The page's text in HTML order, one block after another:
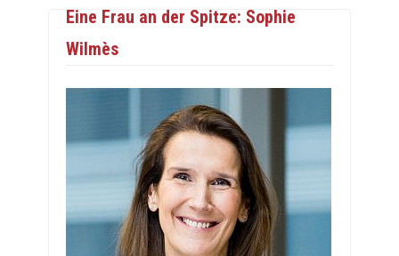
Eine Frau an der Spitze: Sophie
Wilmès